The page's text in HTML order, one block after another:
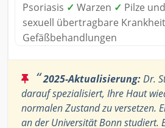
Psoriasis ✓ Warzen ✓ Pilze
sexuell übertragbare
Gefäßbehandlungen
“2025-Aktualisierung:Dr.
darauf spezialisiert, Ihre Haut
normalen Zustand zu versetzen.
an der Universität Bonn studiert.